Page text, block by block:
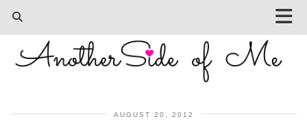
AUGUST 20, 2012